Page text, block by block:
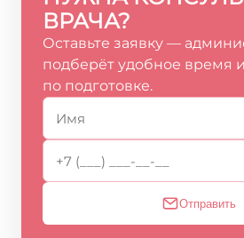
ВРАЧА?
Оставьте заявку —
подберёт удобное время
по подготовке.
Отправить